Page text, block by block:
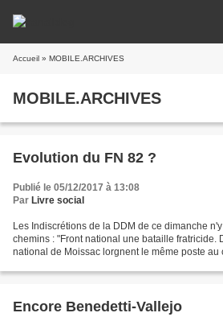
Accueil » MOBILE.ARCHIVES
MOBILE.ARCHIVES
Evolution du FN 82 ?
Publié le 05/12/2017 à 13:08
Par Livre social
Les Indiscrétions de la DDM de ce dimanche
chemins : "Front national une bataille fratricide.
national de Moissac lorgnent le même poste au
Encore Benedetti-Vallejo